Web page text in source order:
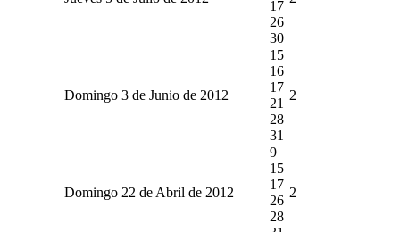
17
26
30
Domingo 3 de Junio de 2012
15
16
17
21
28
31
2
Domingo 22 de Abril de 2012
9
15
17
26
28
2